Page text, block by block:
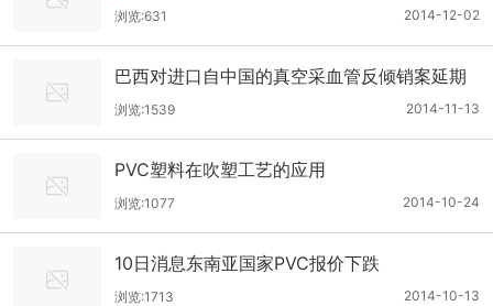
2014-12-02
浏览:631
巴西对进口自中国的真空采血管反倾销案延期
裁决
2014-11-13
浏览:1539
PVC塑料在吹塑工艺的应用
2014-10-24
浏览:1077
10日消息东南亚国家PVC报价下跌
2014-10-13
浏览:1713